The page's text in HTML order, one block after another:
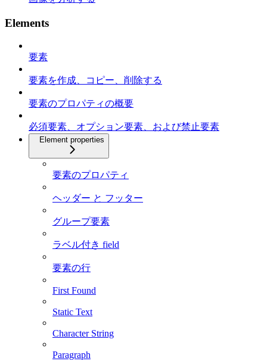
Elements
要素
要素を作成、コピー、削除する
要素のプロパティの概要
必須要素、オプション要素、および禁止要素
Element properties
要素のプロパティ
ヘッダー と フッター
グループ要素
ラベル付き field
要素の行
First Found
Static Text
Character String
Paragraph